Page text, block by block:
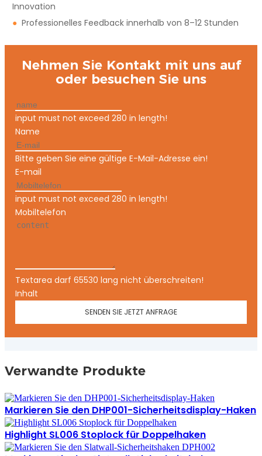
Innovation
●Professionelles Feedback innerhalb von 8–12 Stunden
Nehmen Sie Kontakt mit uns auf
oder besuchen Sie uns
input must not exceed 280 in length!
Name
Bitte geben Sie eine gültige E-Mail-Adresse ein!
E-mail
input must not exceed 280 in length!
Mobiltelefon
Textarea darf 65530 lang nicht überschreiten!
Inhalt
SENDEN SIE JETZT ANFRAGE
Verwandte Produkte
Markieren Sie den DHP001-Sicherheitsdisplay-Haken
Highlight SL006 Stoplock für Doppelhaken